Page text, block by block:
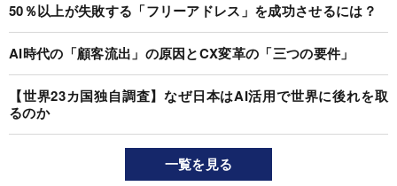
50％以上が失敗する「フリーアドレス」を成功させるには？
AI時代の「顧客流出」の原因とCX変革の「三つの要件」
【世界23カ国独自調査】なぜ日本はAI活用で世界に後れを取
るのか
一覧を見る